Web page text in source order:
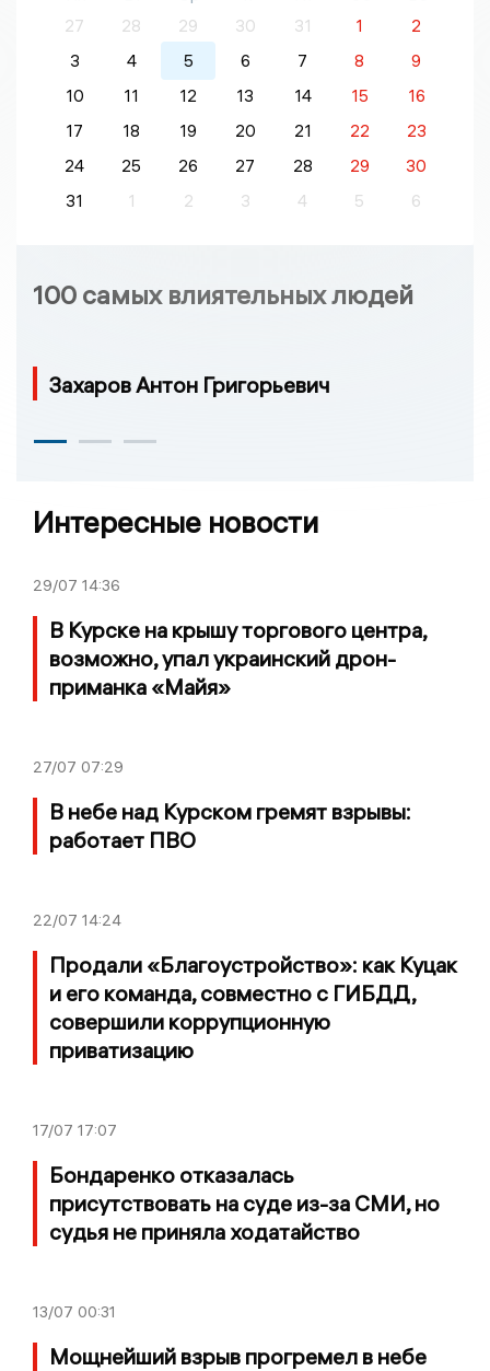
27
28 29 30 31 1
2
3
4 5 6 7 8
9
10
11 12 13 14 15
16
17
18 19 20 21 22
23
24
25 26 27 28 29
30
31
1 2 3 4 5 6
100 самых влиятельных людей
Захаров Антон Григорьевич
Интересные новости
29/07 14:36
В Курске на крышу торгового центра,
возможно, упал украинский дрон-
приманка «Майя»
27/07 07:29
В небе над Курском гремят взрывы:
работает ПВО
22/07 14:24
Продали «Благоустройство»: как Куцак
и его команда, совместно с ГИБДД,
совершили коррупционную
приватизацию
17/07 17:07
Бондаренко отказалась
присутствовать на суде из-за СМИ, но
судья не приняла ходатайство
13/07 00:31
Мощнейший взрыв прогремел в небе